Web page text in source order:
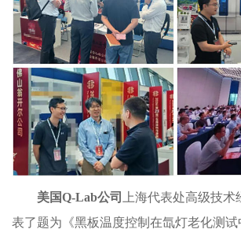
美国Q-Lab公司
上海代表处高级技术
表了题为《黑板温度控制在氙灯老化测试